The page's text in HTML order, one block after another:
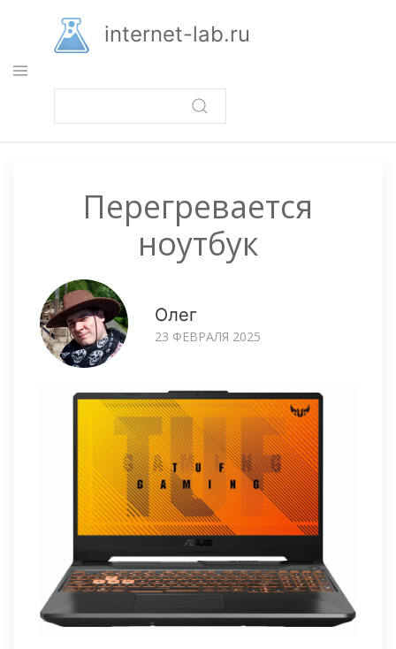
основному
содержанию
internet-lab.ru
Перегревается
ноутбук
Олег
23 ФЕВРАЛЯ 2025